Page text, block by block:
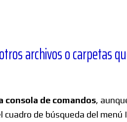
archivos o carpetas
consola de comandos,
de búsqueda del